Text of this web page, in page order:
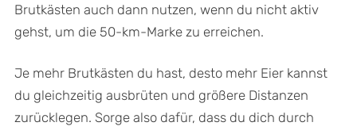
Brutkästen auch dann nutzen, wenn du nicht aktiv
gehst, um die 50-km-Marke zu erreichen.
Je mehr Brutkästen du hast, desto mehr Eier kannst
du gleichzeitig ausbrüten und größere Distanzen
zurücklegen. Sorge also dafür, dass du dich durch